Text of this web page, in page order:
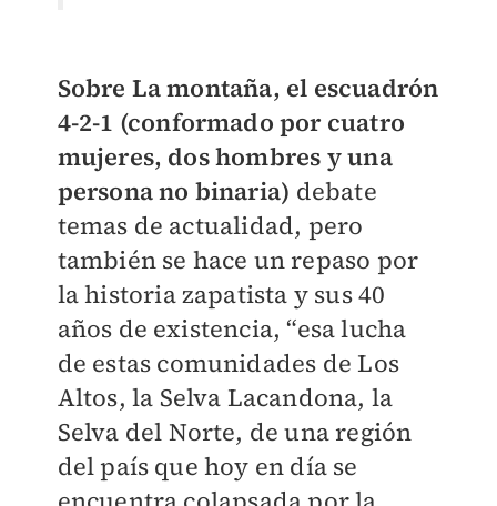
Sobre La montaña, el escuadrón
4-2-1 (conformado por cuatro
mujeres, dos hombres y una
persona no binaria) debate
temas de actualidad, pero
también se hace un repaso por
la historia zapatista y sus 40
años de existencia, “esa lucha
de estas comunidades de Los
Altos, la Selva Lacandona, la
Selva del Norte, de una región
del país que hoy en día se